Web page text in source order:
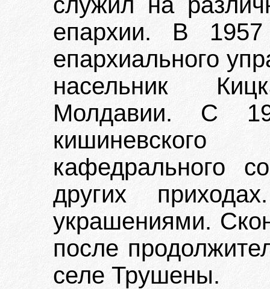
епархии. В 1957
епархиального
насельник
Молдавии. С
кишиневского
кафедрального
других
украшениями.
после
селе Трушены.